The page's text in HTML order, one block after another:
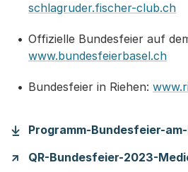
schlagruder.fischer-club.ch
Offizielle Bundesfeier auf
www.bundesfeierbasel.ch
Bundesfeier in Riehen:
Programm-Bundesfeier-
QR-Bundesfeier-2023-